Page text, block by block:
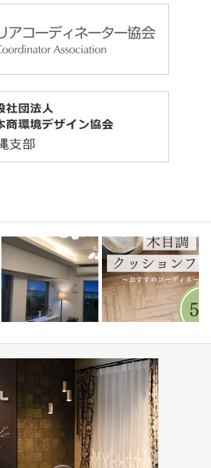
ミルコマンション沖縄市与儀グ
ランパーク …
水まわりで人気！木目調
ョンフロア5…